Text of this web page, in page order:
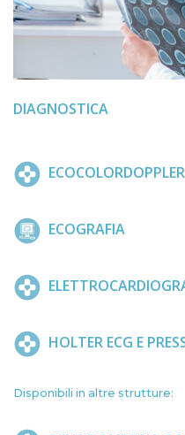
DIAGNOSTICA
ECOCOLORDOPPLER
ECOGRAFIA
HOLTER ECG E
Disponibili in altre strutture: